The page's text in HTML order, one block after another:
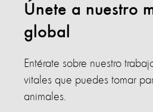
Únete a nuestro
global
Entérate sobre nuestro
vitales que puedes tomar
animales.